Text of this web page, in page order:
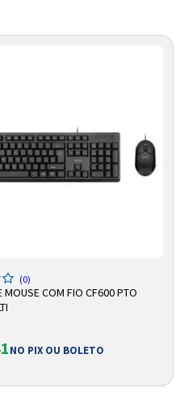
A SACOLA
(0)
MOUSE COM FIO CF600 PTO
NO PIX OU BOLETO